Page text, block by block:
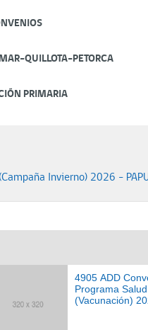
QUILLOTA-PETORCA
PRIMARIA
Invierno) 2026 -
4905 ADD
Programa
(Vacunación)